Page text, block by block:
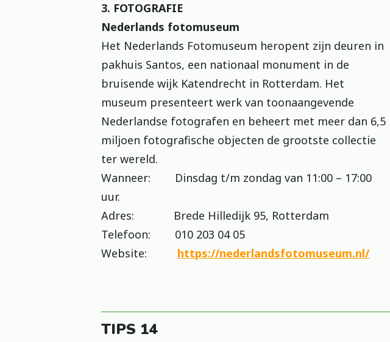
3. FOTOGRAFIE
Nederlands fotomuseum
Het Nederlands Fotomuseum heropent zijn deuren in
pakhuis Santos, een nationaal monument in de
bruisende wijk Katendrecht in Rotterdam. Het
museum presenteert werk van toonaangevende
Nederlandse fotografen en beheert met meer dan 6,5
miljoen fotografische objecten de grootste collectie
ter wereld.
Wanneer: Dinsdag t/m zondag van 11:00 – 17:00
uur.
Adres: Brede Hilledijk 95, Rotterdam
Telefoon: 010 203 04 05
Website: https://nederlandsfotomuseum.nl/
TIPS 14